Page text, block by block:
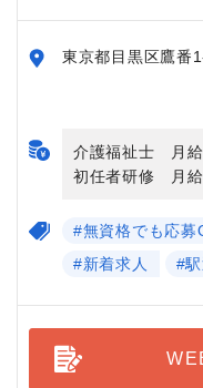
東京都目黒区鷹番
介護福祉士 月
初任者研修 月
#無資格でも応募
#新着求人
#